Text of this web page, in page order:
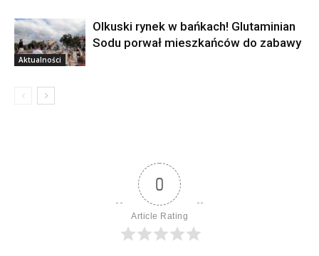
Aktualności
Olkuski rynek w bańkach! Glutaminian
Sodu porwał mieszkańców do zabawy
0
Article Rating